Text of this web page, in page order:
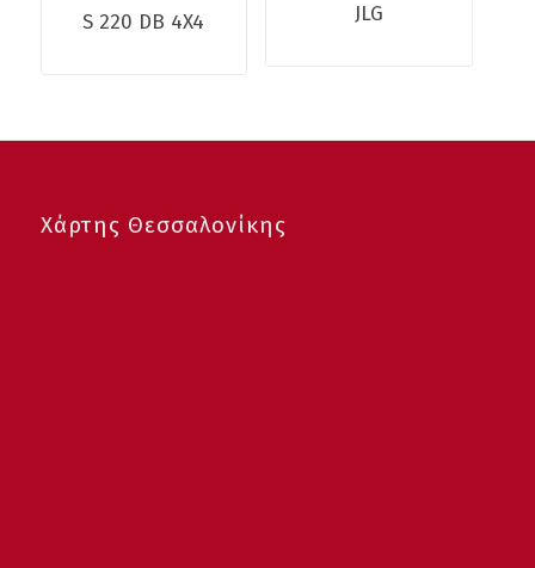
S 220 DB 4X4
JLG
Χάρτης Θεσσαλονίκης